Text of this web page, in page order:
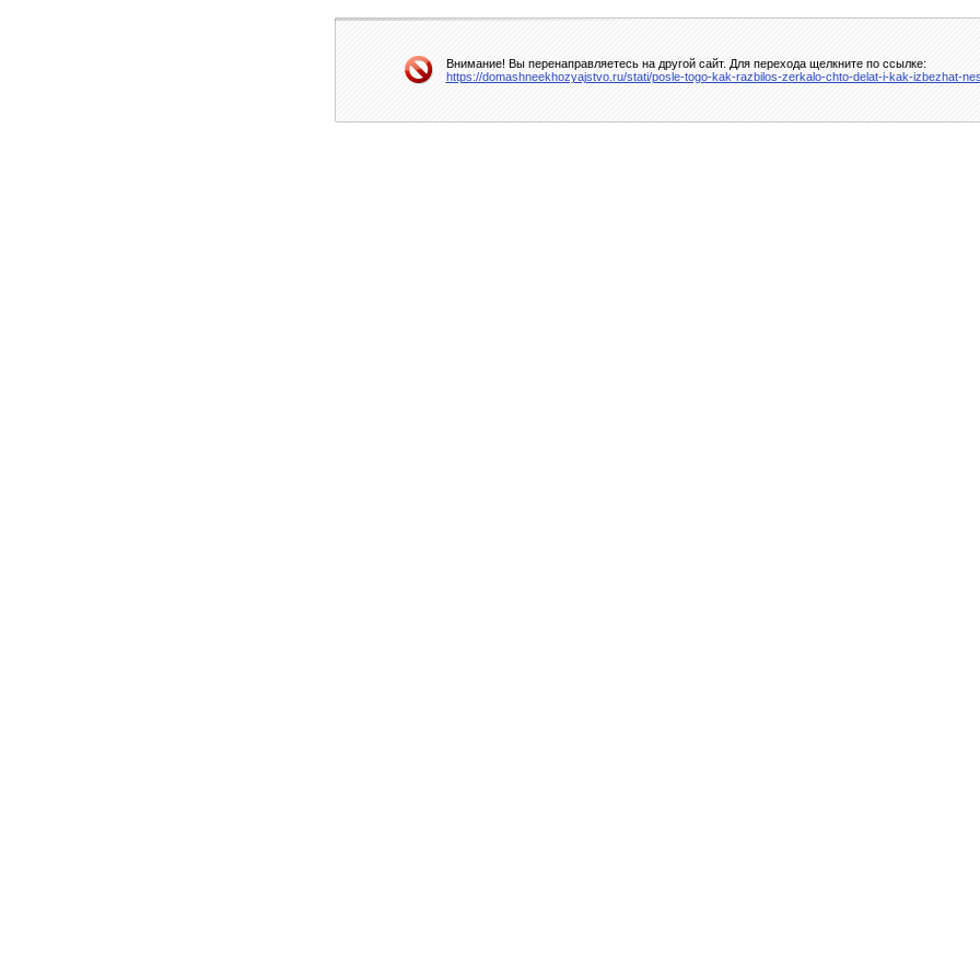
Внимание! Вы перенаправляетесь на другой сайт. Для перехода щелкните по ссылке:
https://domashneekhozyajstvo.ru/stati/posle-togo-kak-razbilos-zerkalo-chto-delat-i-kak-izbezhat-